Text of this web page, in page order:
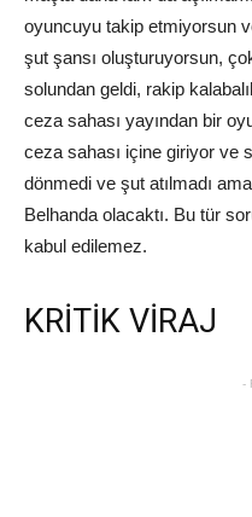
oyuncuyu takip etmiyorsun
şut şansı oluşturuyorsun,
solundan geldi, rakip
ceza sahası yayından bir
ceza sahası içine giriyor ve
dönmedi ve şut atılmadı
Belhanda olacaktı. Bu tür
kabul edilemez.
KRİTİK VİRAJ
-